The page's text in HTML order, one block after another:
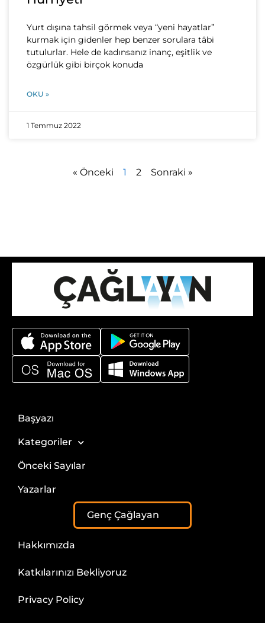
Yurt dışına tahsil görmek veya “yeni hayatlar”
kurmak için gidenler hep benzer sorulara tâbi
tutulurlar. Hele de kadınsanız inanç, eşitlik ve
özgürlük gibi birçok konuda
OKU »
1 Temmuz 2022
« Önceki 1 2 Sonraki »
Başyazı
Kategoriler
Önceki Sayılar
Yazarlar
Genç Çağlayan
Hakkımızda
Katkılarınızı Bekliyoruz
Privacy Policy